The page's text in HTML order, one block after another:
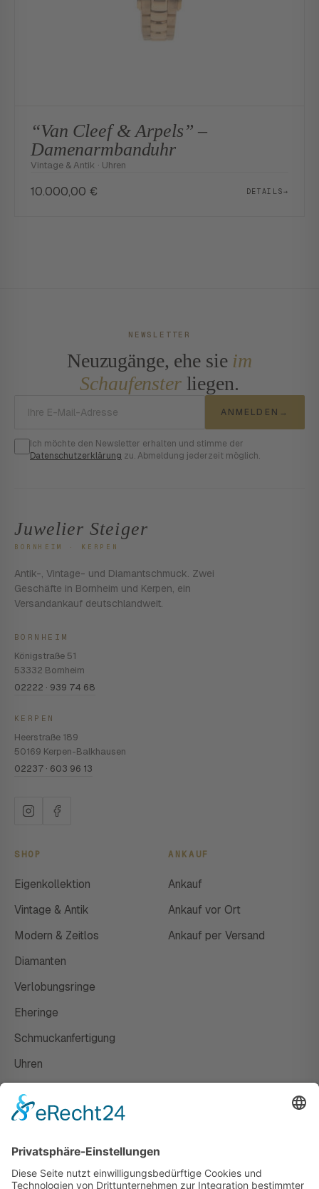
“Van Cleef & Arpels” –
Damenarmbanduhr
Vintage & Antik · Uhren
10.000,00 € DETAILS→
NEWSLETTER
Neuzugänge, ehe sie im
Schaufensterliegen.
ANMELDEN →
Ich möchte den Newsletter erhalten und stimme der
Datenschutzerklärung zu. Abmeldung jederzeit möglich.
Juwelier Steiger
BORNHEIM · KERPEN
Antik-, Vintage- und Diamantschmuck. Zwei
Geschäfte in Bornheim und Kerpen, ein
Versandankauf deutschlandweit.
BORNHEIM
Königstraße 51
53332 Bornheim
02222 · 939 74 68
KERPEN
Heerstraße 189
50169 Kerpen-Balkhausen
02237 · 603 96 13
SHOP
Eigenkollektion
Vintage & Antik
Modern & Zeitlos
Diamanten
Verlobungsringe
Eheringe
Schmuckanfertigung
Uhren
ANKAUF
Ankauf
Ankauf vor Ort
Ankauf per Versand
Susanne Steiger